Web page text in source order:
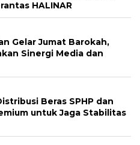
HALINAR
Gelar Jumat Barokah,
Sinergi Media dan
Beras SPHP dan
untuk Jaga Stabilitas